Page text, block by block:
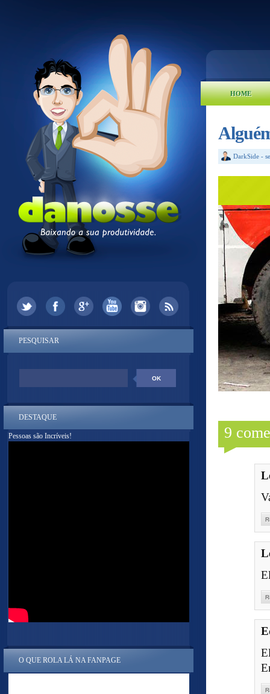
HOME
DarkSide -
9
PESQUISAR
DESTAQUE
Pessoas são Incríveis!
O QUE ROLA LÁ NA FANPAGE